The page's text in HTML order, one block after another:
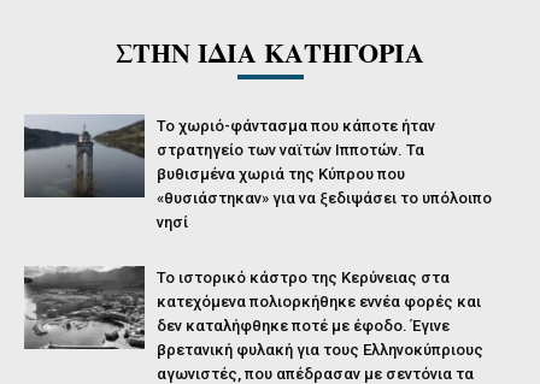
ΣΤΗΝ ΙΔΙΑ ΚΑΤΗΓΟΡΙΑ
Το χωριό-φάντασμα που κάποτε ήταν
στρατηγείο των ναϊτών Ιπποτών. Τα
βυθισμένα χωριά της Κύπρου που
«θυσιάστηκαν» για να ξεδιψάσει το υπόλοιπο
νησί
Το ιστορικό κάστρο της Κερύνειας στα
κατεχόμενα πολιορκήθηκε εννέα φορές και
δεν καταλήφθηκε ποτέ με έφοδο. Έγινε
βρετανική φυλακή για τους Ελληνοκύπριους
αγωνιστές, που απέδρασαν με σεντόνια τα